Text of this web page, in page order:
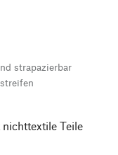
strapazierbar
Teile